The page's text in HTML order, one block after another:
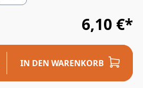
6,10 €*
IN DEN WARENKORB